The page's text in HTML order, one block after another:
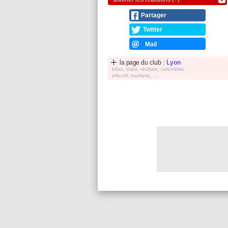
Partager
Twitter
Mail
la page du club : Lyon
bilan, stats, réultats, calendrier,
effectif, tranferts, ...